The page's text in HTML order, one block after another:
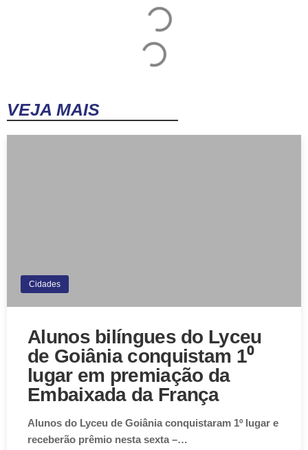
VEJA MAIS
Cidades
Alunos bilíngues do Lyceu
de Goiânia conquistam 1⁰
lugar em premiação da
Embaixada da França
Alunos do Lyceu de Goiânia conquistaram 1º lugar e
receberão prêmio nesta sexta –…